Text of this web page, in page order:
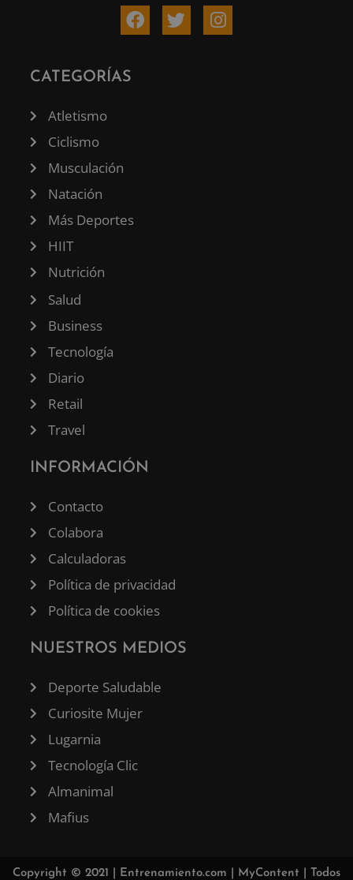
CATEGORÍAS
Atletismo
Ciclismo
Musculación
Natación
Más Deportes
HIIT
Nutrición
Salud
Business
Tecnología
Diario
Retail
Travel
INFORMACIÓN
Contacto
Colabora
Calculadoras
Política de privacidad
Política de cookies
NUESTROS MEDIOS
Deporte Saludable
Curiosite Mujer
Lugarnia
Tecnología Clic
Almanimal
Mafius
Copyright © 2021 | Entrenamiento.com MyContent | Todos